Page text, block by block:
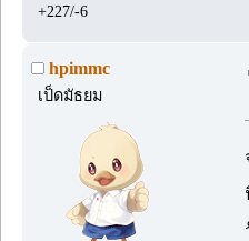
+227/-6
hpimmc
เป็ดมัธยม